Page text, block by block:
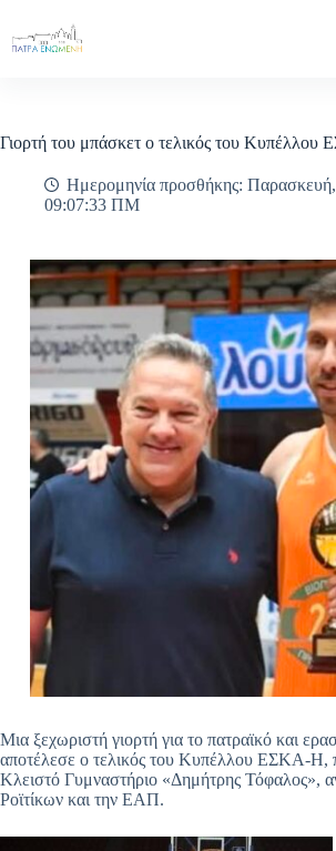
περιεχόμενο
Γιορτή του μπάσκετ ο τελικός του
Ημερομηνία προσθήκης:
09:07:33 ΠΜ
Μια ξεχωριστή γιορτή για το πατραϊκό και
αποτέλεσε ο τελικός του Κυπέλλου ΕΣΚΑ-Η,
Κλειστό Γυμναστήριο «Δημήτρης Τόφαλος»,
Ροϊτίκων και την ΕΑΠ.